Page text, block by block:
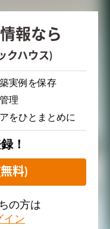
報なら
クハウス)
実例を保存
理
をひとまとめに
！
料)
の方は
イン